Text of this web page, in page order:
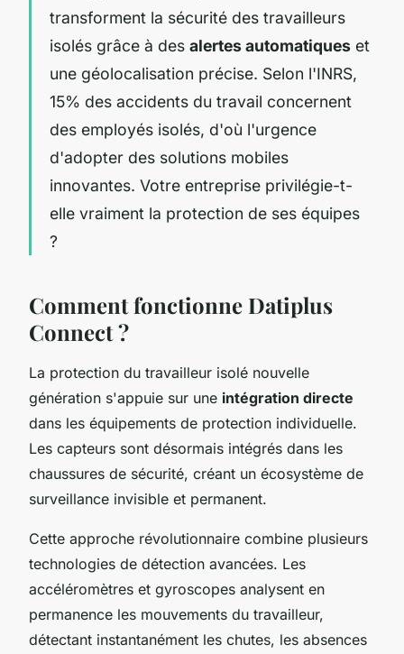
transforment la sécurité des travailleurs
isolés grâce à des alertes automatiques et
une géolocalisation précise. Selon l'INRS,
15% des accidents du travail concernent
des employés isolés, d'où l'urgence
d'adopter des solutions mobiles
innovantes. Votre entreprise privilégie-t-
elle vraiment la protection de ses équipes
?
Comment fonctionne Datiplus
Connect ?
La protection du travailleur isolé nouvelle
génération s'appuie sur une intégration directe
dans les équipements de protection individuelle.
Les capteurs sont désormais intégrés dans les
chaussures de sécurité, créant un écosystème de
surveillance invisible et permanent.
Cette approche révolutionnaire combine plusieurs
technologies de détection avancées. Les
accéléromètres et gyroscopes analysent en
permanence les mouvements du travailleur,
détectant instantanément les chutes, les absences